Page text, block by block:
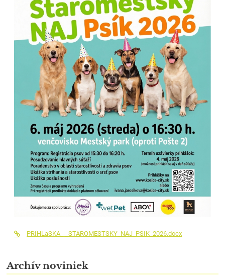
PRIHLaSKA_-_STAROMESTSKY_NAJ_PSIK_2026.docx
Archív noviniek